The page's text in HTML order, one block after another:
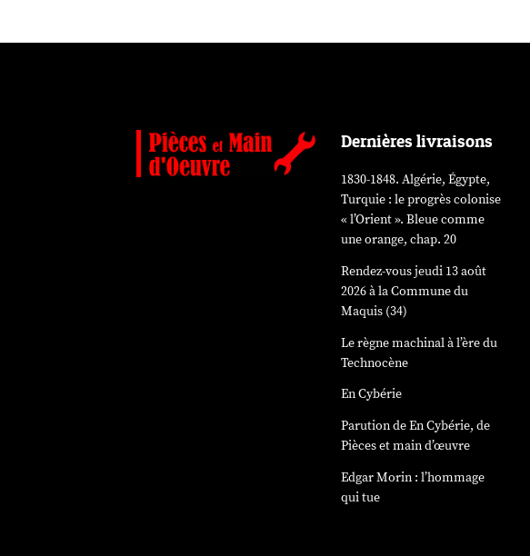
Dernières livraisons
1830-1848. Algérie, Égypte,
Turquie : le progrès colonise
« l’Orient ». Bleue comme
une orange, chap. 20
Rendez-vous jeudi 13 août
2026 à la Commune du
Maquis (34)
Le règne machinal à l’ère du
Technocène
En Cybérie
Parution deEn Cybérie, de
Pièces et main d’œuvre
Edgar Morin : l’hommage
qui tue